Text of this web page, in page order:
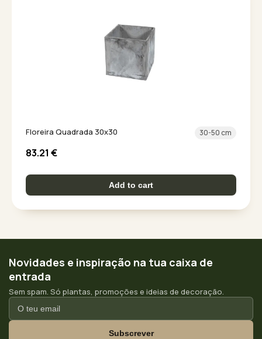
Floreira Quadrada 30x30 30-50 cm
83.21 €
Add to cart
Novidades e inspiração na tua caixa de
entrada
Sem spam. Só plantas, promoções e ideias de decoração.
Subscrever